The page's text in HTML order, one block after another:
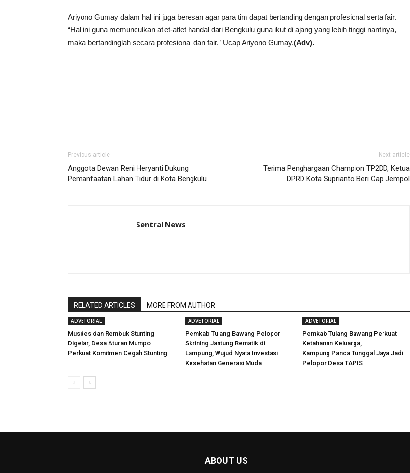
Ariyono Gumay dalam hal ini juga beresan agar para tim dapat bertanding dengan profesional serta fair.
“Hal ini guna memunculkan atlet-atlet handal dari Bengkulu guna ikut di ajang yang lebih tinggi nantinya,
maka bertandinglah secara profesional dan fair.” Ucap Ariyono Gumay.(Adv).
Previous article
Anggota Dewan Reni Heryanti Dukung
Pemanfaatan Lahan Tidur di Kota Bengkulu
Next article
Terima Penghargaan Champion TP2DD, Ketua
DPRD Kota Suprianto Beri Cap Jempol
Sentral News
RELATED ARTICLES MORE FROM AUTHOR
ADVETORIAL
Musdes dan Rembuk Stunting
Digelar, Desa Aturan Mumpo
Perkuat Komitmen Cegah Stunting
ADVETORIAL
Pemkab Tulang Bawang Pelopor
Skrining Jantung Rematik di
Lampung, Wujud Nyata Investasi
Kesehatan Generasi Muda
ADVETORIAL
Pemkab Tulang Bawang Perkuat
Ketahanan Keluarga,
Kampung Panca Tunggal Jaya Jadi
Pelopor Desa TAPIS
ABOUT US